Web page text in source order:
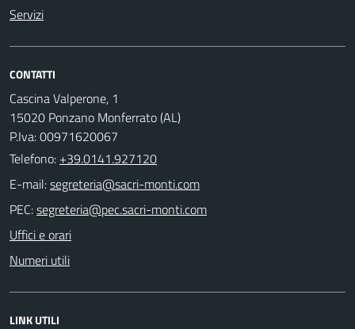
Servizi
CONTATTI
Cascina Valperone, 1
15020 Ponzano Monferrato (AL)
P.Iva: 00971620067
Telefono: +39.0141.927120
E-mail:
PEC:
Uffici e orari
Numeri utili
LINK UTILI